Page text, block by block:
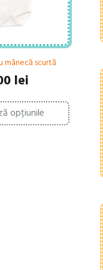
mânecă scurtă
lei
opțiunile
Acest
produs
are
Opțiunile
produsului.